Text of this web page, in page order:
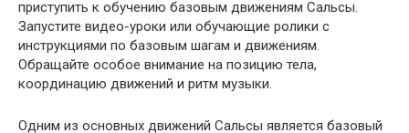
приступить к обучению базовым движениям Сальсы.
Запустите видео-уроки или обучающие ролики с
инструкциями по базовым шагам и движениям.
Обращайте особое внимание на позицию тела,
координацию движений и ритм музыки.
Одним из основных движений Сальсы является базовый